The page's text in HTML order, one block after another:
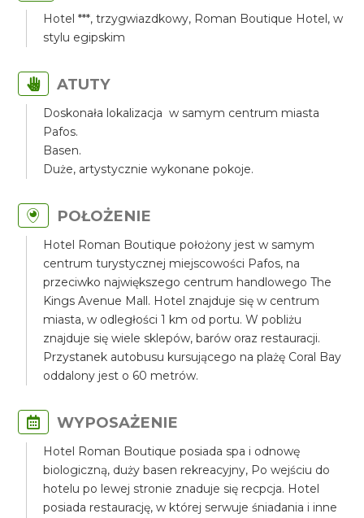
Hotel ***, trzygwiazdkowy, Roman Boutique Hotel, w
stylu egipskim
ATUTY
Doskonała lokalizacja w samym centrum miasta
Pafos.
Basen.
Duże, artystycznie wykonane pokoje.
POŁOŻENIE
Hotel Roman Boutique położony jest w samym
centrum turystycznej miejscowości Pafos, na
przeciwko największego centrum handlowego The
Kings Avenue Mall. Hotel znajduje się w centrum
miasta, w odległości 1 km od portu. W pobliżu
znajduje się wiele sklepów, barów oraz restauracji.
Przystanek autobusu kursującego na plażę Coral Bay
oddalony jest o 60 metrów.
WYPOSAŻENIE
Hotel Roman Boutique posiada spa i odnowę
biologiczną, duży basen rekreacyjny, Po wejściu do
hotelu po lewej stronie znaduje się recpcja. Hotel
posiada restaurację, w której serwuje śniadania i inne